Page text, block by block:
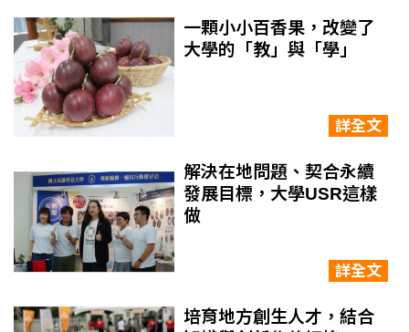
一顆小小百香果，改變了
大學的「教」與「學」
詳全文
解決在地問題、契合永續
發展目標，大學USR這樣
做
詳全文
培育地方創生人才，結合